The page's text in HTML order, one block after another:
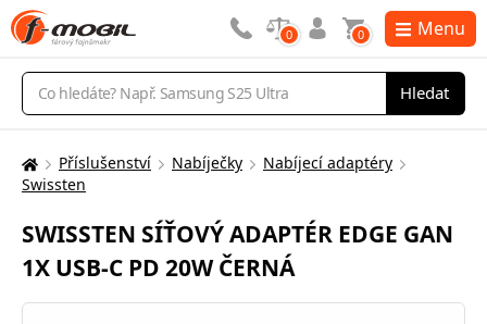
Vyhledávání
Hledat
0 0 Menu
Zde
nacházíte:
Příslušenství Nabíječky
Nabíjecí adaptéry
Swissten
SWISSTEN SÍŤOVÝ ADAPTÉR EDGE GAN
1X USB-C PD 20W ČERNÁ